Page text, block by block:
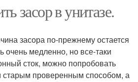
засор в унитазе.
засора по-прежнему остается
очень медленно, но все-таки
сток, можно попробовать
старым проверенным способом, а